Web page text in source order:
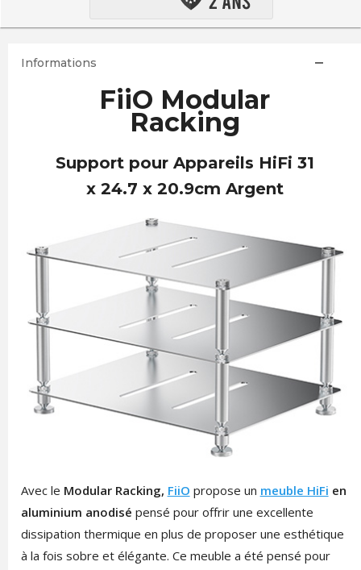
Informations
FiiO Modular
Racking
Support pour Appareils HiFi 31
x 24.7 x 20.9cm Argent
Avec le Modular Racking, FiiO propose un meuble HiFi en
aluminium anodisé pensé pour offrir une excellente
dissipation thermique en plus de proposer une esthétique
à la fois sobre et élégante. Ce meuble a été pensé pour